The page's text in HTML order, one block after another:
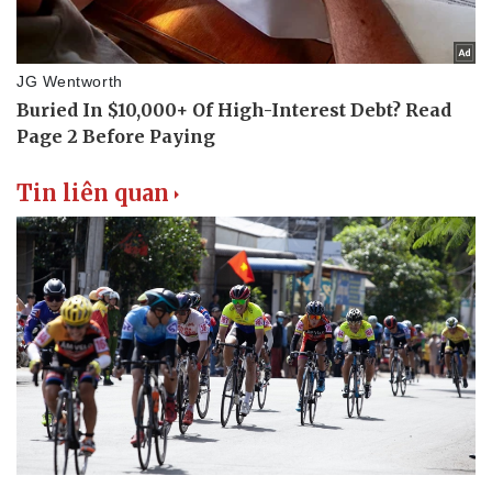
Tin liên quan